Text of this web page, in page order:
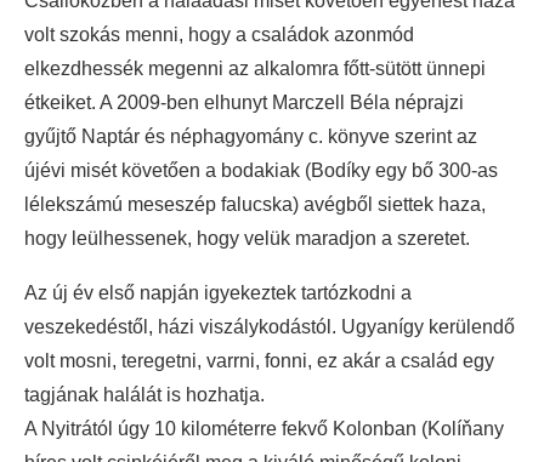
volt szokás menni, hogy a családok azonmód
elkezdhessék megenni az alkalomra főtt-sütött ünnepi
étkeiket. A 2009-ben elhunyt Marczell Béla néprajzi
gyűjtő Naptár és néphagyomány c. könyve szerint az
újévi misét követően a bodakiak (Bodíky egy bő 300-as
lélekszámú meseszép falucska) avégből siettek haza,
hogy leülhessenek, hogy velük maradjon a szeretet.
Az új év első napján igyekeztek tartózkodni a
veszekedéstől, házi viszálykodástól. Ugyanígy kerülendő
volt mosni, teregetni, varrni, fonni, ez akár a család egy
tagjának halálát is hozhatja.
A Nyitrától úgy 10 kilométerre fekvő Kolonban (Kolíňany